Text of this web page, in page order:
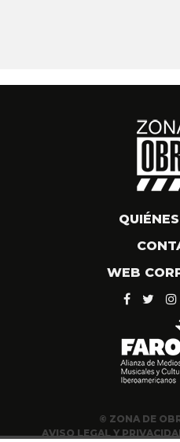
WEB
© ZONA DE
AVISO LEGAL Y